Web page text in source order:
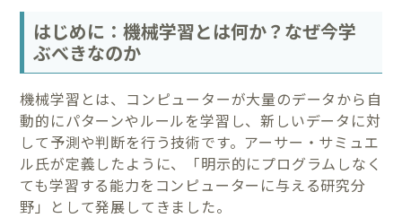
はじめに：機械学習とは何か？なぜ今学
ぶべきなのか
機械学習とは、コンピューターが大量のデータから自
動的にパターンやルールを学習し、新しいデータに対
して予測や判断を行う技術です。アーサー・サミュエ
ル氏が定義したように、「明示的にプログラムしなく
ても学習する能力をコンピューターに与える研究分
野」として発展してきました。